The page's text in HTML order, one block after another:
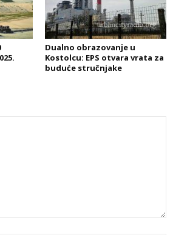
Dualno obrazovanje u
Kostolcu: EPS otvara vrata za
buduće stručnjake